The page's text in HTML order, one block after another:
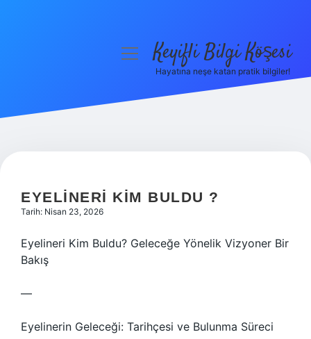
Hakkımızda
menüyüKeyifli Bilgi Köşesi
Hayatına neşe katan pratik bilgiler!
EYELINERI KIM BULDU ?
Tarih: Nisan 23, 2026
Eyelineri Kim Buldu? Geleceğe Yönelik Vizyoner Bir
Bakış
—
Eyelinerin Geleceği: Tarihçesi ve Bulunma Süreci